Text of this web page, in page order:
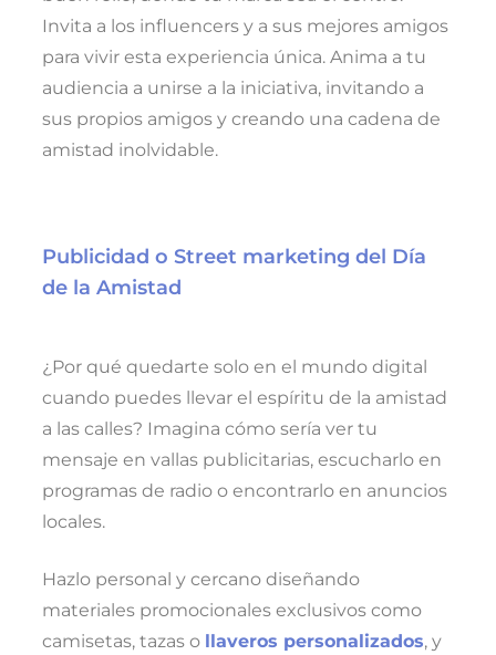
Invita a los influencers y a sus mejores amigos
para vivir esta experiencia única. Anima a tu
audiencia a unirse a la iniciativa, invitando a
sus propios amigos y creando una cadena de
amistad inolvidable.
Publicidad o Street marketing del Día
de la Amistad
¿Por qué quedarte solo en el mundo digital
cuando puedes llevar el espíritu de la amistad
a las calles? Imagina cómo sería ver tu
mensaje en vallas publicitarias, escucharlo en
programas de radio o encontrarlo en anuncios
locales.
Hazlo personal y cercano diseñando
materiales promocionales exclusivos como
camisetas, tazas o llaveros personalizados, y